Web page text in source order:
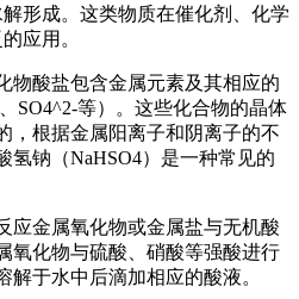
形成。这类物质在催化剂、化学
应用。
物酸盐包含金属元素及其相应的
SO4^2-等）。这些化合物的晶体
，根据金属阳离子和阴离子的不
氢钠（NaHSO4）是一种常见的
应金属氧化物或金属盐与无机酸
氧化物与硫酸、硝酸等强酸进行
解于水中后滴加相应的酸液。